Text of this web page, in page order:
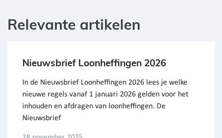
Relevante artikelen
Nieuwsbrief Loonheffingen 2026
In de Nieuwsbrief Loonheffingen 2026 lees je welke
nieuwe regels vanaf 1 januari 2026 gelden voor het
inhouden en afdragen van loonheffingen. De
Nieuwsbrief